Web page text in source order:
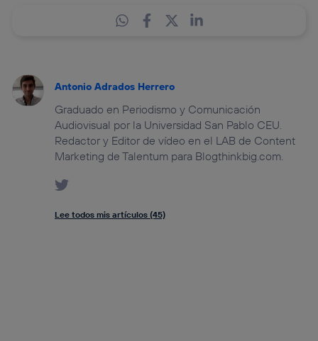
Antonio Adrados Herrero
Graduado en Periodismo y Comunicación
Audiovisual por la Universidad San Pablo CEU.
Redactor y Editor de vídeo en el LAB de Content
Marketing de Talentum para Blogthinkbig.com.
Lee todos mis artículos (45)